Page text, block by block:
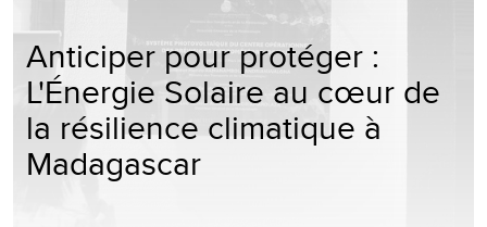
Anticiper pour protéger :
L'Énergie Solaire au cœur de
la résilience climatique à
Madagascar